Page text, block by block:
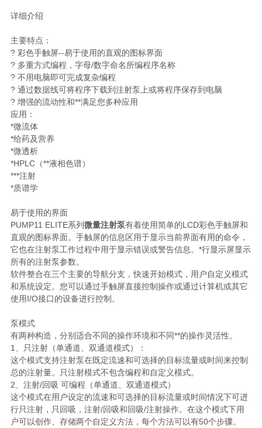
详细介绍
主要特点：
? 彩色手触屏--易于使用的直观的图标界面
? 多重方式编程，字母/数字命名所编程序名称
? 不用电脑即可完成复杂编程
? 通过数据线可将程序下载到注射泵上或将程序保存到电脑
? 增强的流动性和**满足您多种应用
应用：
*微流体
*给药及营养
*微透析
*HPLC（**液相色谱）
***注射
*质谱学
易于使用的界面
PUMP11 ELITE系列微量注射泵有着使用简单的LCD彩色手触屏和
直观的图标界面。手触屏的信息区用于显示当前界面有用的命令，
它也在注射泵工作过程中用于显示错误或警告信息。*行显示屏显示
所有的注射泵参数。
软件整合在三个主要的导航分支，快速开始模式，用户自定义模式
和系统设定。您可以通过手触屏直接控制操作或通过计算机或其它
使用I/O接口的设备进行控制。
泵模式
有两种构造，分别适合不同的操作环境和不同**的操作灵活性。
1、只注射（单通道、双通道模式）：
这个模式支持注射泵在既定流速和可选择的目标流量或时间来控制
总的注射量。只注射模式不包含编程和自定义模式。
2、注射/回吸 可编程（单通道、双通道模式）
这个模式在用户设定的流速和可选择的目标流量或时间情况下可进
行只注射，只回吸，注射/回吸和回吸/注射操作。在这个模式下用
户可以创作、存储两个自定义方法，每个方法可以有50个步骤。